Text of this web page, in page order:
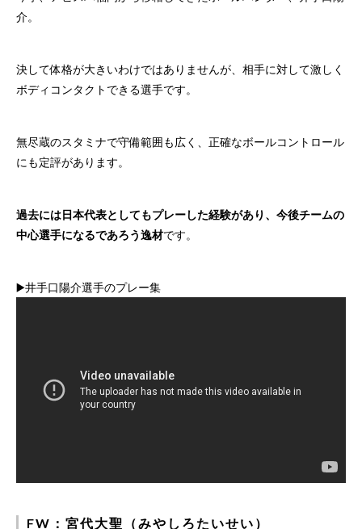
介。
決して体格が大きいわけではありませんが、相手に対して激しく
ボディコンタクトできる選手です。
無尽蔵のスタミナで守備範囲も広く、正確なボールコントロール
にも定評があります。
過去には日本代表としてもプレーした経験があり、今後チームの
中心選手になるであろう逸材です。
▶️井手口陽介選手のプレー集
FW：宮代大聖（みやしろたいせい）